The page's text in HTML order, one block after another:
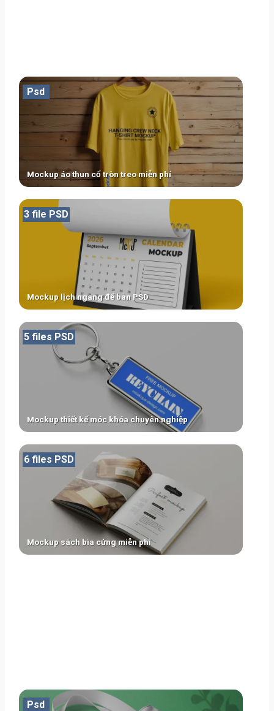
Mockup áo thun cổ tròn treo miễn phí
Psd
Mockup lịch ngang để bàn PSD
3 file PSD
Mockup thiết kế móc khóa chuyên nghiệp
5 files PSD
Mockup sách bìa cứng miễn phí
6 files PSD
Psd